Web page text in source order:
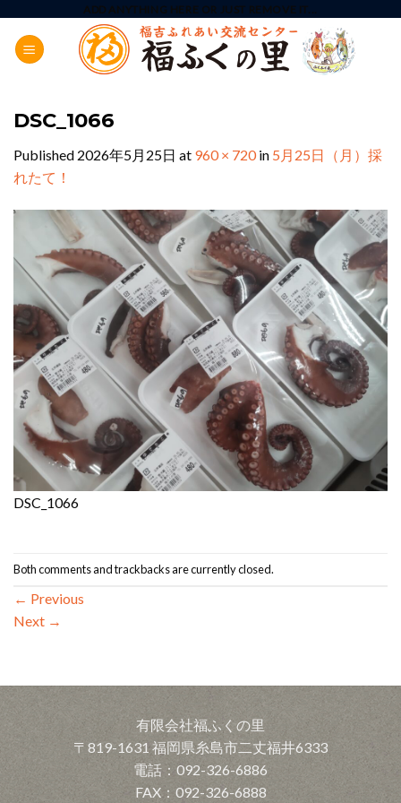
content
ADD ANYTHING HERE OR JUST REMOVE IT...
DSC_1066
Published 2026年5月25日 at 960 × 720in 5月25日（月）採
れたて！
DSC_1066
Both comments and trackbacks are currently closed.
← Previous
Next →
有限会社福ふくの里
〒819-1631 福岡県糸島市二丈福井6333
電話：092-326-6886
FAX：092-326-6888